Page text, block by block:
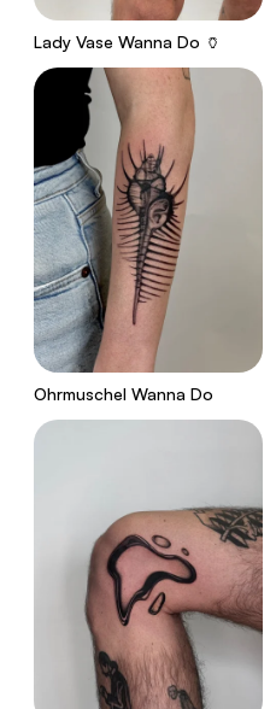
Lady Vase Wanna Do 🏺
Ohrmuschel Wanna Do